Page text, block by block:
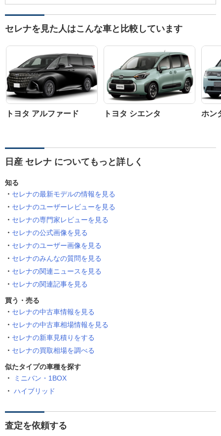
セレナを見た人はこんな車と比較しています
トヨタ アルファード トヨタ シエンタ ホン
日産 セレナ についてもっと詳しく
知る
セレナの最新モデルの情報を見る
セレナのユーザーレビューを見る
セレナの専門家レビューを見る
セレナの公式画像を見る
セレナのユーザー画像を見る
セレナのみんなの質問を見る
セレナの関連ニュースを見る
セレナの関連記事を見る
買う・売る
セレナの中古車情報を見る
セレナの中古車相場情報を見る
セレナの新車見積りをする
セレナの買取相場を調べる
似たタイプの車種を探す
ミニバン・1BOX
ハイブリッド
査定を依頼する